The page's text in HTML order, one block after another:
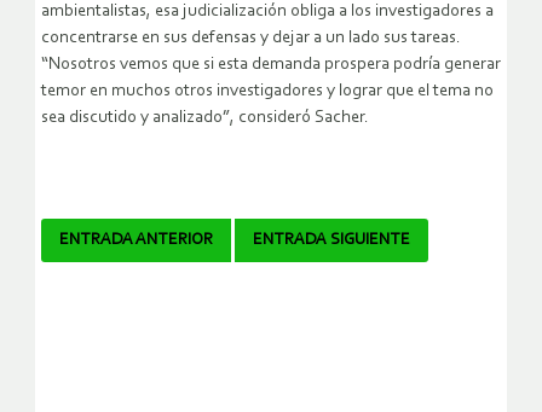
ambientalistas, esa judicialización obliga a los investigadores a
concentrarse en sus defensas y dejar a un lado sus tareas.
“Nosotros vemos que si esta demanda prospera podría generar
temor en muchos otros investigadores y lograr que el tema no
sea discutido y analizado”, consideró Sacher.
Navegador
ENTRADA ANTERIOR ENTRADA SIGUIENTE